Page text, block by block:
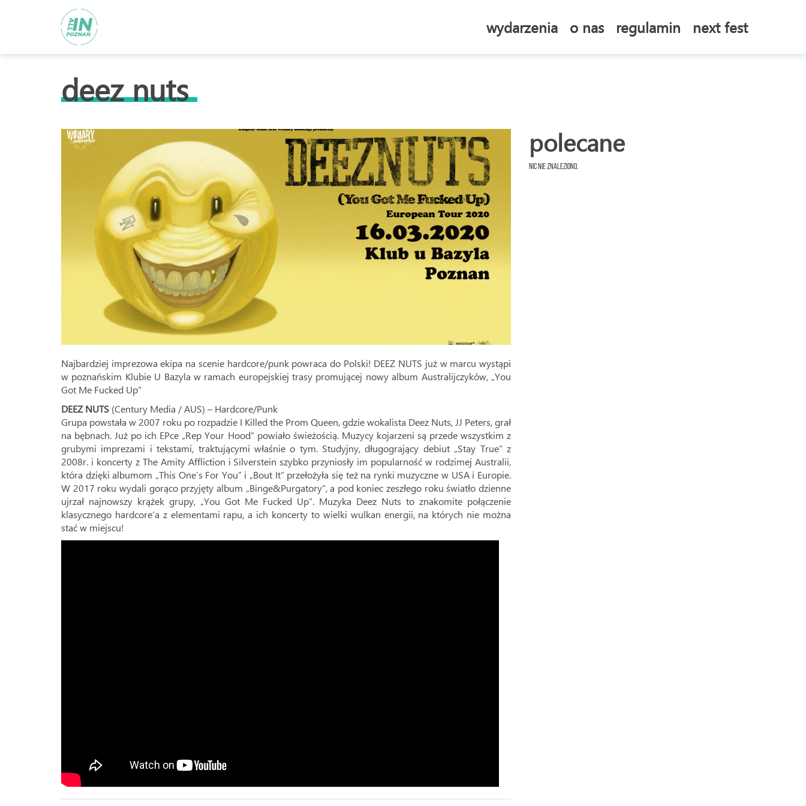
wydarzenia o nas regulamin next fest
deez nuts
Najbardziej imprezowa ekipa na scenie hardcore/punk powraca do Polski! DEEZ NUTS już w marcu wystąpi
w poznańskim Klubie U Bazyla w ramach europejskiej trasy promującej nowy album Australijczyków, „You
Got Me Fucked Up”
DEEZ NUTS (Century Media / AUS) – Hardcore/Punk
Grupa powstała w 2007 roku po rozpadzie I Killed the Prom Queen, gdzie wokalista Deez Nuts, JJ Peters, grał
na bębnach. Już po ich EPce „Rep Your Hood” powiało świeżością. Muzycy kojarzeni są przede wszystkim z
grubymi imprezami i tekstami, traktującymi właśnie o tym. Studyjny, długogrający debiut „Stay True” z
2008r. i koncerty z The Amity Affliction i Silverstein szybko przyniosły im popularność w rodzimej Australii,
która dzięki albumom „This One’s For You” i „Bout It” przełożyła się też na rynki muzyczne w USA i Europie.
W 2017 roku wydali gorąco przyjęty album „Binge&Purgatory”, a pod koniec zeszłego roku światło dzienne
ujrzał najnowszy krążek grupy, „You Got Me Fucked Up”. Muzyka Deez Nuts to znakomite połączenie
klasycznego hardcore’a z elementami rapu, a ich koncerty to wielki wulkan energii, na których nie można
stać w miejscu!
polecane
Nic nie znaleziono.